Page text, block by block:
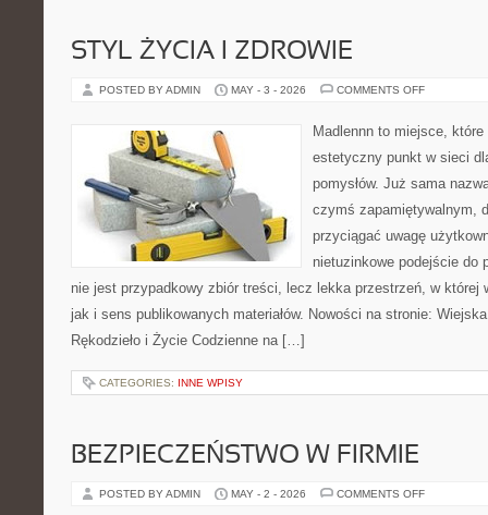
STYL ŻYCIA I ZDROWIE
POSTED BY ADMIN MAY - 3 - 2026 COMMENTS OFFON
ZDROWIE
Madlennn to miejsce,
estetyczny punkt w sieci
pomysłów. Już sama
czymś zapamiętywalnym,
przyciągać uwagę
nietuzinkowe podejście do
nie jest przypadkowy zbiór treści, lecz lekka przestrzeń, w której
jak i sens publikowanych materiałów. Nowości na stronie:
Rękodzieło i Życie Codzienne na […]
CATEGORIES: INNE WPISY
BEZPIECZEŃSTWO W FIRMIE
POSTED BY ADMIN MAY - 2 - 2026 COMMENTS OFFON